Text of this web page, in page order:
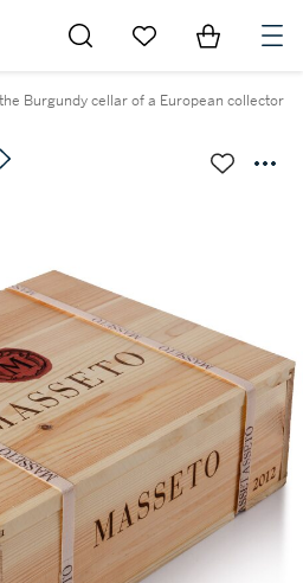
Go to My Favorites
Items in
Burgundy cellar of a European collector